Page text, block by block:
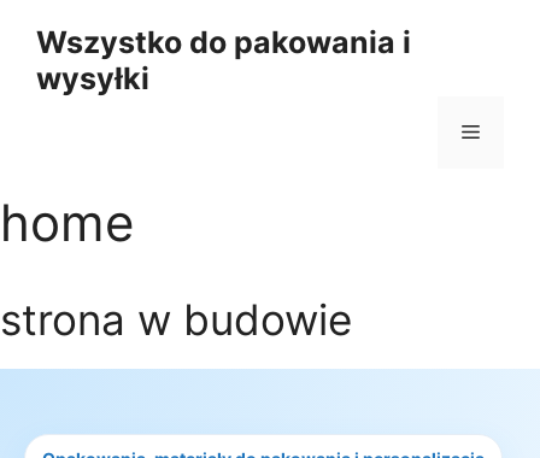
treści
Wszystko do pakowania i
wysyłki
Menu
home
strona w budowie